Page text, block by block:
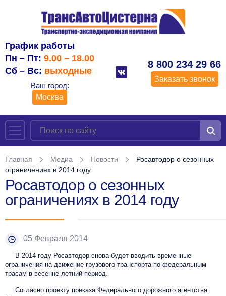
График работы
Пн – Пт: 9.00 – 18.00
Сб – Вс: выходные
Ваш город:
Москва
8 800 234 29 66
Заказать звонок
Главная Медиа Новости
Росавтодор о сезонных
ограничениях в 2014 году
Росавтодор о сезонных
ограничениях в 2014 году
05 Февраля 2014
В 2014 году Росавтодор снова будет вводить временные
ограничения на движение грузового транспорта по федеральным
трасам в весенне-летний период.
Согласно проекту приказа Федерального дорожного агентства